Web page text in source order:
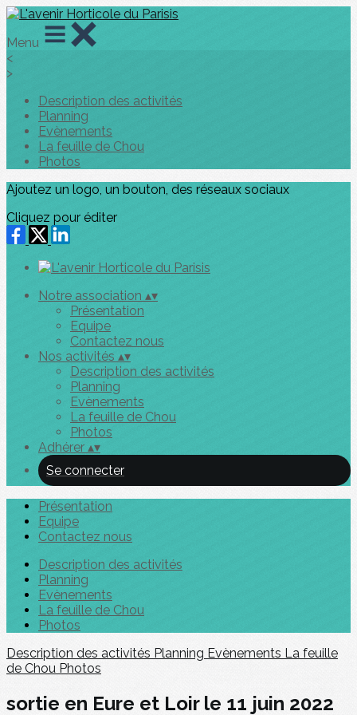
Menu
<
>
Description des activités
Planning
Evènements
La feuille de Chou
Photos
Ajoutez un logo, un bouton, des réseaux sociaux
Cliquez pour éditer
Notre association ▴▾
Présentation
Equipe
Contactez nous
Nos activités ▴▾
Description des activités
Planning
Evènements
La feuille de Chou
Photos
Adhérer ▴▾
Se connecter
Présentation
Equipe
Contactez nous
Description des activités
Planning
Evènements
La feuille de Chou
Photos
Description des activités Planning Evènements La feuille
de Chou Photos
sortie en Eure et Loir le 11 juin 2022